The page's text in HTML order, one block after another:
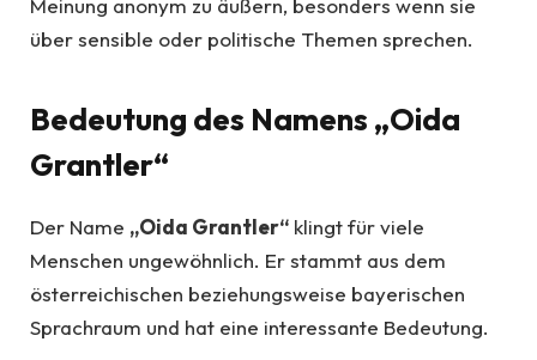
über sensible oder politische Themen sprechen.
Bedeutung des Namens „Oida
Grantler“
Der Name „Oida Grantler“ klingt für viele
Menschen ungewöhnlich. Er stammt aus dem
österreichischen beziehungsweise bayerischen
Sprachraum und hat eine interessante Bedeutung.